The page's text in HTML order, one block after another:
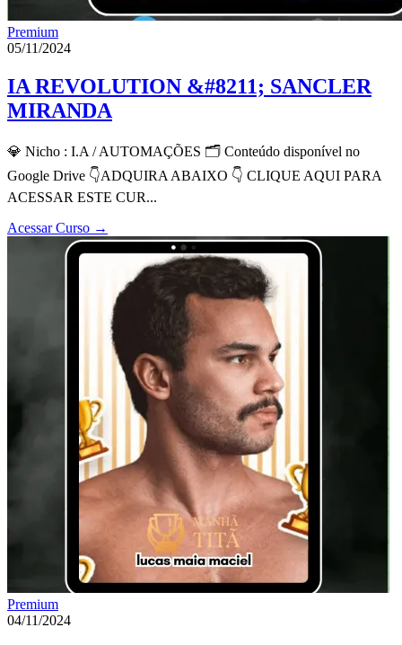
Premium
05/11/2024
IA REVOLUTION &#8211; SANCLER
MIRANDA
💎 Nicho : I.A / AUTOMAÇÕES 🗂 Conteúdo disponível no
Google Drive 👇ADQUIRA ABAIXO 👇 CLIQUE AQUI PARA
ACESSAR ESTE CUR...
Acessar Curso →
Premium
04/11/2024